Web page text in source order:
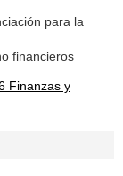
para la
financieros
Finanzas y